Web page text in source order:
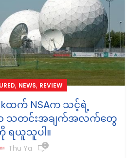
, NEWS, REVIEW
ထက် NSAက သင့်ရဲ့
သတင်းအချက်အလက်တွေ
ရယူသူပါ။
Thu Ya 0